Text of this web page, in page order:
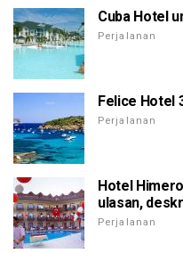
Cuba Hotel
Perjalanan
Felice Hotel
Perjalanan
Hotel
ulasan,
Perjalanan